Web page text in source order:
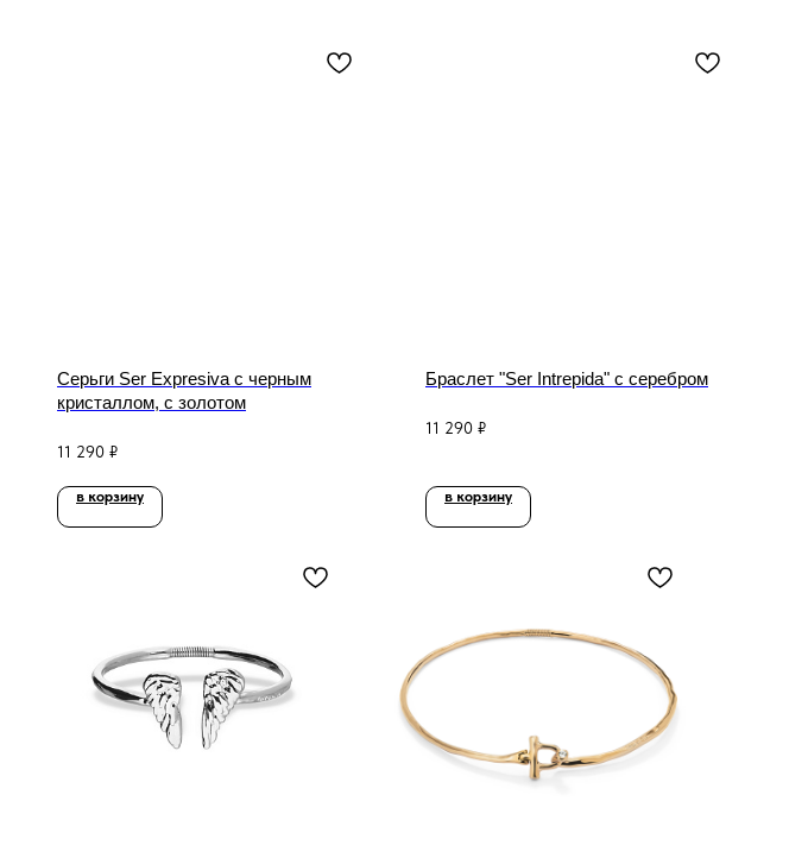
Серьги Ser Expresiva с черным
кристаллом, с золотом
11 290 ₽
в корзину
Браслет "Ser Intrepida" с серебром
11 290 ₽
в корзину